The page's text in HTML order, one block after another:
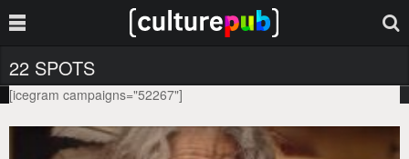
22 SPOTS
[icegram campaigns="52267"]